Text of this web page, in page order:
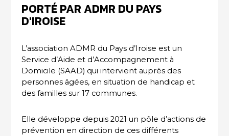
PORTÉ PAR ADMR DU PAYS
D'IROISE
L’association ADMR du Pays d’Iroise est un
Service d’Aide et d’Accompagnement à
Domicile (SAAD) qui intervient auprès des
personnes âgées, en situation de handicap et
des familles sur 17 communes.
Elle développe depuis 2021 un pôle d’actions de
prévention en direction de ces différents